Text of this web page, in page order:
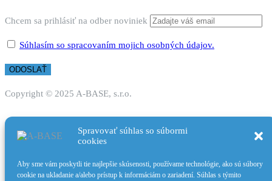
Spravovať súhlas so súbormi
cookies
Aby sme vám poskytli tie najlepšie skúsenosti, používame technológie, ako sú súbory
cookie na ukladanie a/alebo prístup k informáciám o zariadení. Súhlas s týmito
Chcem sa prihlásiť na odber noviniek
Súhlasím so spracovaním mojich osobných údajov.
Copyright © 2025 A-BASE, s.r.o.
Open toolbar